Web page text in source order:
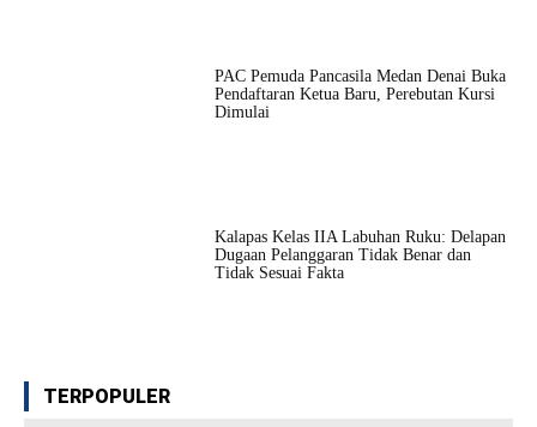
PAC Pemuda Pancasila Medan Denai Buka
Pendaftaran Ketua Baru, Perebutan Kursi
Dimulai
Kalapas Kelas IIA Labuhan Ruku: Delapan
Dugaan Pelanggaran Tidak Benar dan
Tidak Sesuai Fakta
TERPOPULER